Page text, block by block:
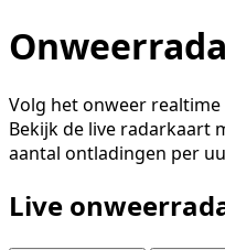
Volg het onweer
Bekijk de live radarkaart
aantal ontladingen per
Live